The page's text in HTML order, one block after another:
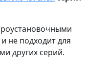
не подходит для
других серий.